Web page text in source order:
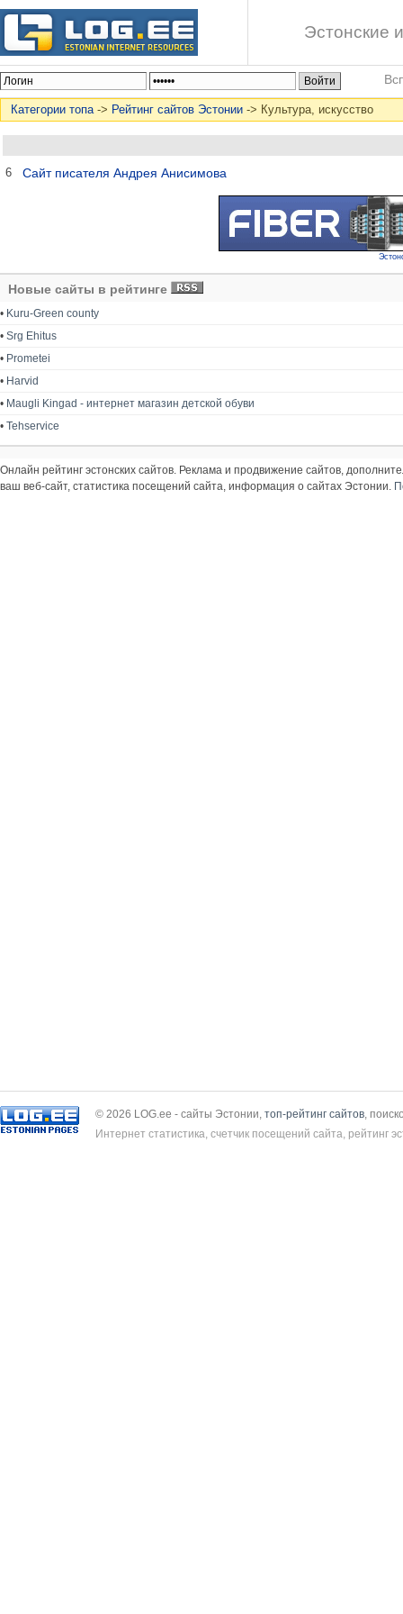
Эстонские
Категории топа-> Рейтинг сайтов Эстонии-> Культура, искусство
6 Сайт писателя Андрея Анисимова
Новые сайты в рейтинге
• Kuru-Green county
• Srg Ehitus
• Prometei
• Harvid
• Maugli Kingad - интернет магазин детской обуви
• Tehservice
Онлайн рейтинг эстонских сайтов. Реклама и продвижение сайтов,
ваш веб-сайт, статистика посещений сайта, информация о сайтах Эстонии.
© 2026 LOG.ee - сайты Эстонии, топ-рейтинг сайтов ,
Интернет статистика, счетчик посещений сайта, рейтинг